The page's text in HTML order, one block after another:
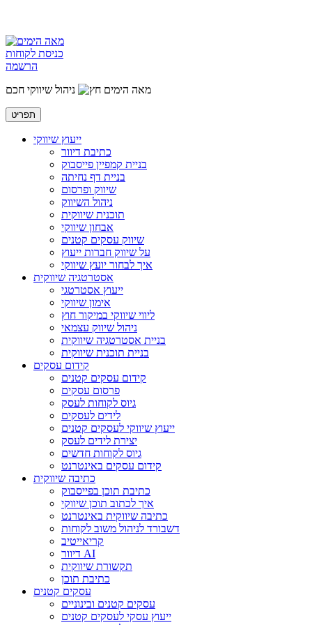
כניסת לקוחות
הרשמה
מאה הימים
ניהול שיווקי חכם
תפריט
ייעוץ שיווקי
כתיבת דיוור
בניית קמפיין פייסבוק
בניית דף נחיתה
שיווק ופרסום
ניהול השיווק
תוכנית שיווקית
אבחון שיווקי
שיווק עסקים קטנים
על שיווק חברות ייעוץ
איך לבחור יועץ שיווקי
אסטרטגיה שיווקית
ייעוץ אסטרטגי
אימון שיווקי
ליווי שיווקי במיקור חוץ
ניהול שיווק עצמאי
בניית אסטרטגיה שיווקית
בניית תוכנית שיווקית
קידום עסקים
קידום עסקים קטנים
פרסום עסקים
גיוס לקוחות לעסק
לידים לעסקים
ייעוץ שיווקי לעסקים קטנים
יצירת לידים לעסק
גיוס לקוחות חדשים
קידום עסקים באינטרנט
כתיבה שיווקית
כתיבת תוכן בפייסבוק
איך לכתוב תוכן שיווקי
כתיבה שיווקית באינטרנט
דשבורד לניהול משוב לקוחות
קריאייטיב
דיוור AI
תקשורת שיווקית
כתיבת תוכן
עסקים קטנים
עסקים קטנים ובינוניים
ייעוץ עסקי לעסקים קטנים